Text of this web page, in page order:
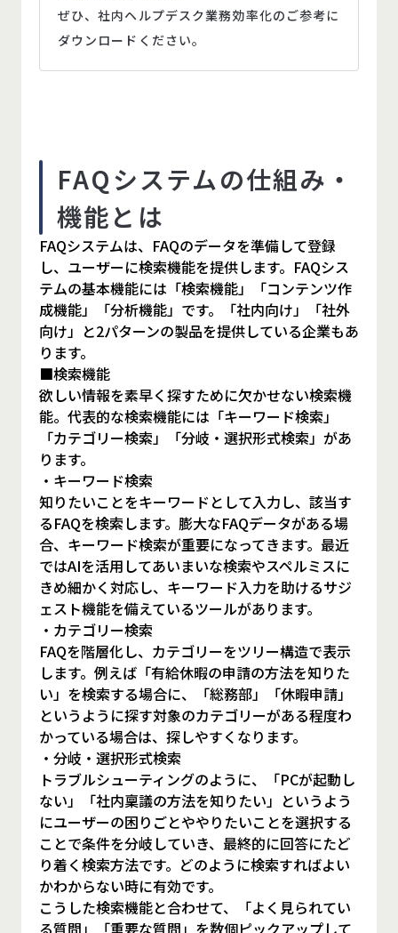
ぜひ、社内ヘルプデスク業務効率化のご参考に
ダウンロードください。
FAQシステムの仕組み・
機能とは
FAQシステムは、FAQのデータを準備して登録
し、ユーザーに検索機能を提供します。FAQシス
テムの基本機能には「検索機能」「コンテンツ作
成機能」「分析機能」です。「社内向け」「社外
向け」と2パターンの製品を提供している企業もあ
ります。
■検索機能
欲しい情報を素早く探すために欠かせない検索機
能。代表的な検索機能には「キーワード検索」
「カテゴリー検索」「分岐・選択形式検索」があ
ります。
・キーワード検索
知りたいことをキーワードとして入力し、該当す
るFAQを検索します。膨大なFAQデータがある場
合、キーワード検索が重要になってきます。最近
ではAIを活用してあいまいな検索やスペルミスに
きめ細かく対応し、キーワード入力を助けるサジ
ェスト機能を備えているツールがあります。
・カテゴリー検索
FAQを階層化し、カテゴリーをツリー構造で表示
します。例えば「有給休暇の申請の方法を知りた
い」を検索する場合に、「総務部」「休暇申請」
というように探す対象のカテゴリーがある程度わ
かっている場合は、探しやすくなります。
・分岐・選択形式検索
トラブルシューティングのように、「PCが起動し
ない」「社内稟議の方法を知りたい」というよう
にユーザーの困りごとややりたいことを選択する
ことで条件を分岐していき、最終的に回答にたど
り着く検索方法です。どのように検索すればよい
かわからない時に有効です。
こうした検索機能と合わせて、「よく見られてい
る質問」「重要な質問」を数個ピックアップして